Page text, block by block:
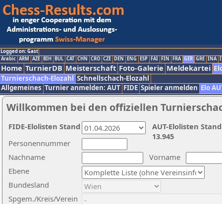
Logged on: Gast
Arabic ARM AZE BIH BUL CAT CHN CRO CZE DEN ENG ESP FAI FIN FRA GER GRE INA
Home TurnierDB Meisterschaft Foto-Galerie Meldekartei
Turnierschach-Elozahl Schnellschach-Elozahl
Allgemeines Turnier anmelden: AUT FIDE Spieler anmelden Elo
Willkommen bei den offiziellen
Nachname
Vorname
Ebene
Personennummer
Bundesland
Spgem./Kreis/Verein
AUT-Elolisten
13.945
FIDE-Elolisten Stand